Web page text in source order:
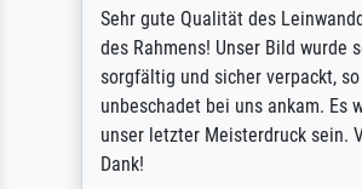
Sehr gute Qualität des
des Rahmens! Unser Bild wurde
sorgfältig und sicher verpackt,
unbeschadet bei uns ankam. Es
unser letzter Meisterdruck sein.
Dank!